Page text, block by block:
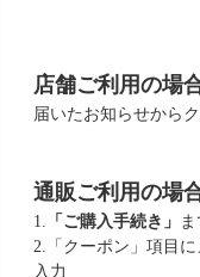
店舗ご利用の場
届いたお知らせから
通販ご利用の場
1. 「ご購入手続き」
2.「クーポン」項目
入力